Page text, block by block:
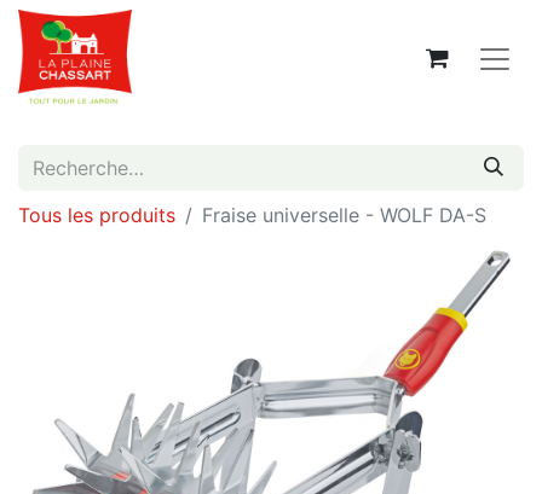
Tous les produits Fraise universelle - WOLF DA-S